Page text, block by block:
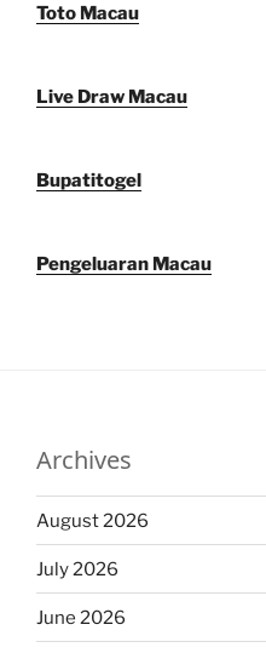
Toto Macau
Live Draw Macau
Bupatitogel
Pengeluaran Macau
Archives
August 2026
July 2026
June 2026